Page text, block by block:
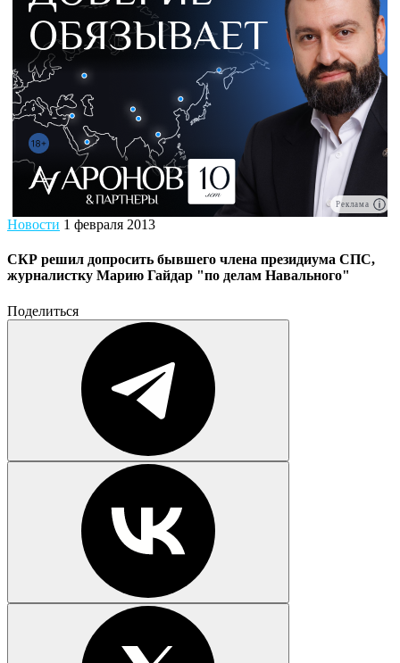
Реклама
Новости 1 февраля 2013
СКР решил допросить бывшего члена президиума СПС,
журналистку Марию Гайдар "по делам Навального"
Поделиться